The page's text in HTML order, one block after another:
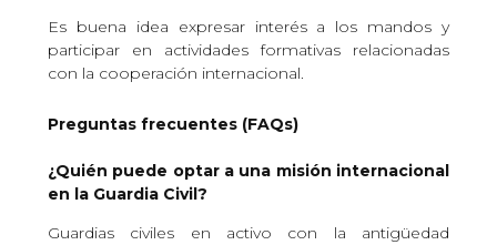
Es buena idea expresar interés a los mandos y
participar en actividades formativas relacionadas
con la cooperación internacional.
Preguntas frecuentes (FAQs)
¿Quién puede optar a una misión internacional
en la Guardia Civil?
Guardias civiles en activo con la antigüedad